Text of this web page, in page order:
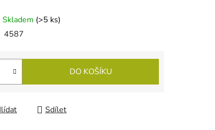
Skladem (>5 ks)
4587
DO KOŠÍKU
Sdílet